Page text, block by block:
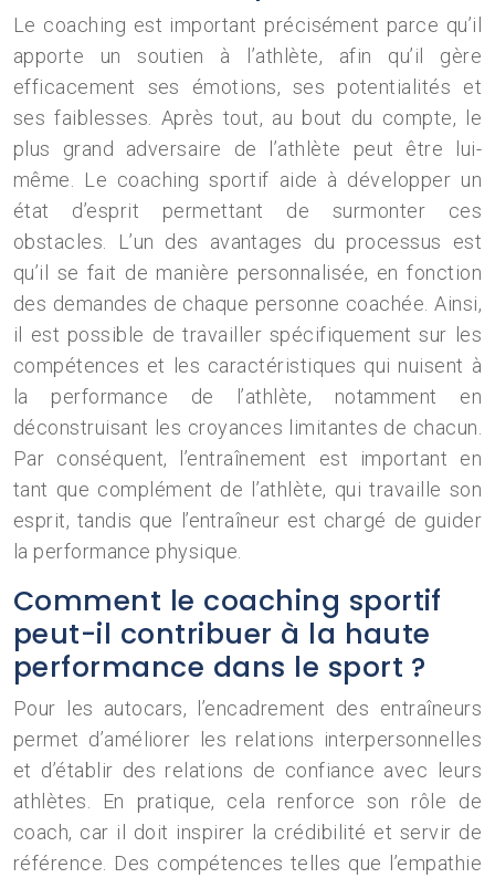
Le coaching est important précisément parce qu’il
apporte un soutien à l’athlète, afin qu’il gère
efficacement ses émotions, ses potentialités et
ses faiblesses. Après tout, au bout du compte, le
plus grand adversaire de l’athlète peut être lui-
même. Le coaching sportif aide à développer un
état d’esprit permettant de surmonter ces
obstacles. L’un des avantages du processus est
qu’il se fait de manière personnalisée, en fonction
des demandes de chaque personne coachée. Ainsi,
il est possible de travailler spécifiquement sur les
compétences et les caractéristiques qui nuisent à
la performance de l’athlète, notamment en
déconstruisant les croyances limitantes de chacun.
Par conséquent, l’entraînement est important en
tant que complément de l’athlète, qui travaille son
esprit, tandis que l’entraîneur est chargé de guider
la performance physique.
Comment le coaching sportif
peut-il contribuer à la haute
performance dans le sport ?
Pour les autocars, l’encadrement des entraîneurs
permet d’améliorer les relations interpersonnelles
et d’établir des relations de confiance avec leurs
athlètes. En pratique, cela renforce son rôle de
coach, car il doit inspirer la crédibilité et servir de
référence. Des compétences telles que l’empathie